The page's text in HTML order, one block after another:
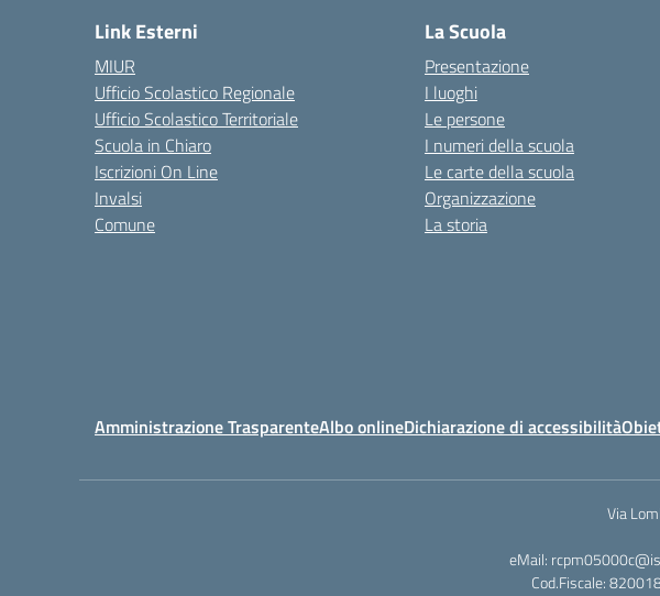
Link Esterni
MIUR
Ufficio Scolastico Regionale
Ufficio Scolastico Territoriale
Scuola in Chiaro
Iscrizioni On Line
Invalsi
Comune
La Scuola
Presentazione
I luoghi
Le persone
I numeri della scuola
Le carte della scuola
Organizzazione
La storia
Amministrazione TrasparenteAlbo onlineDichiarazione di accessibilità
Via
eMail:
Cod.Fiscale: